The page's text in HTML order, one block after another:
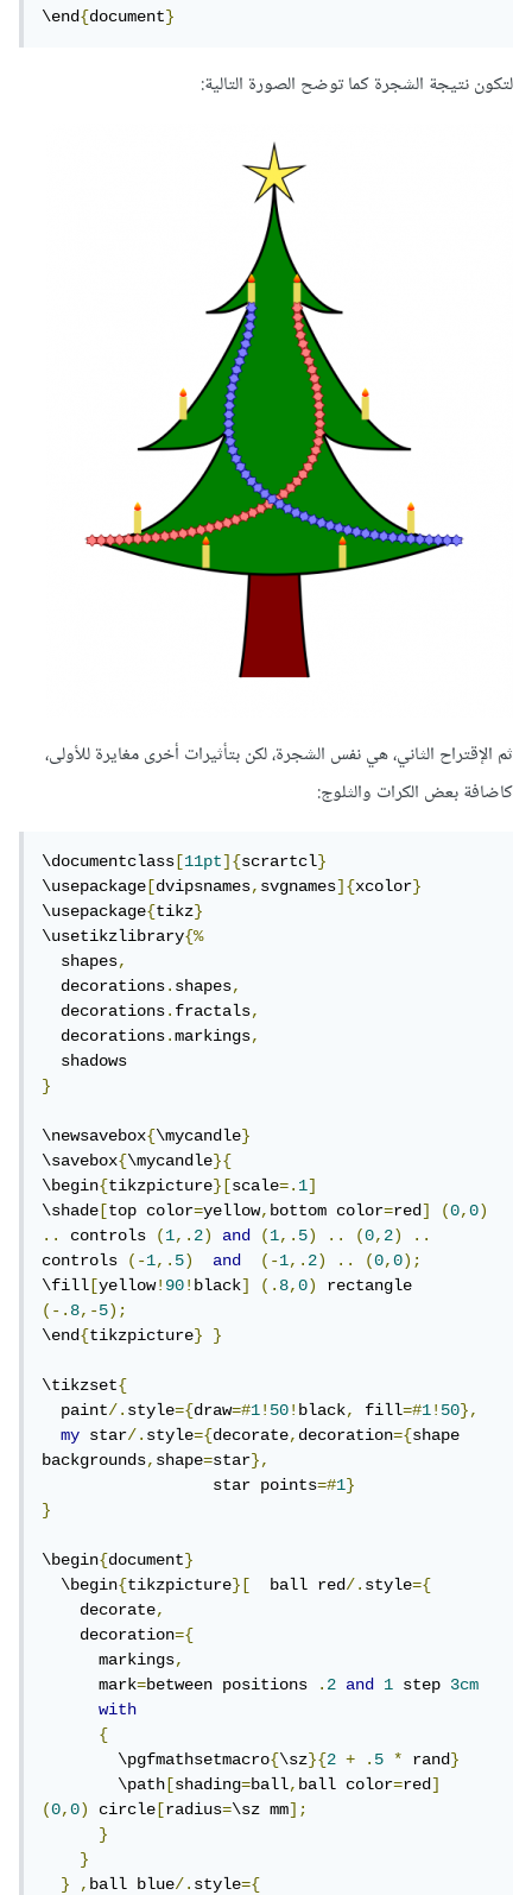
\end{document}
لتكون نتيجة الشجرة كما توضح الصورة التالية:
ثم الإقتراح الثاني، هي نفس الشجرة، لكن بتأثيرات أخرى مغايرة للأولى،
كاضافة بعض الكرات والثلوج:
\documentclass [11pt]{scrartcl}
\usepackage [dvipsnames,svgnames]{xcolor}
\usepackage{tikz}
\usetikzlibrary{%
  shapes
,
  decorations
.shapes,
  decorations
.fractals,
  decorations
.markings,
}
\newsavebox{\mycandle}
\savebox{\mycandle}{
\begin{tikzpicture}[scale=.1]
\shade [top color=yellow,bottom color=red] (0,0)
..
controls (1,.2) and (1,.5) .. (0,2)
..
controls (-1,.5) and (-1,.2) .. (0,0);
\fill [yellow!90!black] (.8,0)
(-.8,-5);
\end{tikzpicture} }
\tikzset{
  paint
/.style={draw=#1!50!black, fill=#1!50},
my star/.style={decorate,decoration={shape
backgrounds,shape=star},
                  star points
=#1}
}
\begin{document}
  \begin
{tikzpicture}[
  ball red
/.style={
    decorate
,
    decoration
={
      markings
,
      mark
=between positions .2 and 1 step 3cm
with
{
        \pgfmathsetmacro
{\sz}{2 + .5 * rand}
        \path
[shading=ball,ball color=red]
(0,0) circle [radius=\sz mm];
}
}
}
,ball blue/.style={